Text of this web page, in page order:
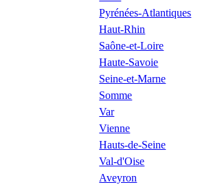
Pyrénées-Atlantiques
Haut-Rhin
Saône-et-Loire
Haute-Savoie
Seine-et-Marne
Somme
Var
Vienne
Hauts-de-Seine
Val-d'Oise
Aveyron